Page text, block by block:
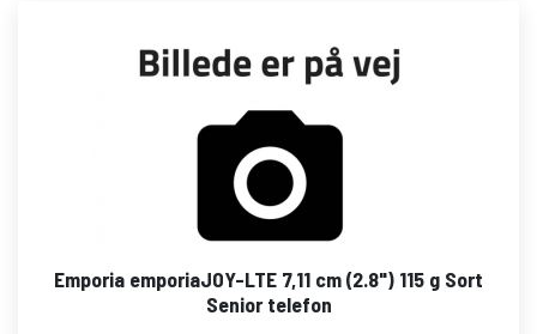
Emporia emporiaJOY-LTE 7,11 cm (2.8") 115 g Sort
Senior telefon